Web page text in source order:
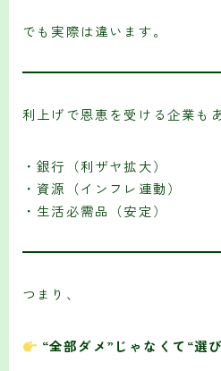
でも実際は違います。
利上げで恩恵を受ける企業も
・銀行（利ザヤ拡大）
・資源（インフレ連動）
・生活必需品（安定）
つまり、
“全部ダメ”じゃなくて“選